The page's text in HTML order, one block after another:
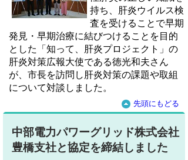
持ち、肝炎ウイルス検
査を受けることで早期
発見・早期治療に結びつけることを目的
とした「知って、肝炎プロジェクト」の
肝炎対策広報大使である徳光和夫さん
が、市長を訪問し肝炎対策の課題や取組
について対談しました。
先頭にもどる
中部電力パワーグリッド株式会社
豊橋支社と協定を締結しました